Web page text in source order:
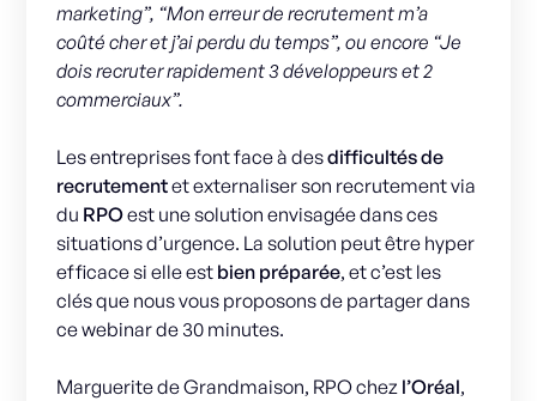
marketing”, “Mon erreur de recrutement m’a
coûté cher et j’ai perdu du temps”, ou encore “Je
dois recruter rapidement 3 développeurs et 2
commerciaux”.
Les entreprises font face à desdifficultés de
recrutementet externaliser son recrutement via
du RPOest une solution envisagée dans ces
situations d’urgence. La solution peut être hyper
efficace si elle est bien préparée, et c’est les
clés que nous vous proposons de partager dans
ce webinar de 30 minutes.
Marguerite de Grandmaison, RPO chez l’Oréal,